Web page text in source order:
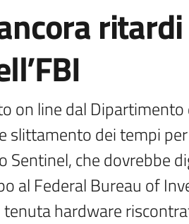
on line dal
slittamento dei tempi
che dovrebbe
al Federal Bureau of
hardware